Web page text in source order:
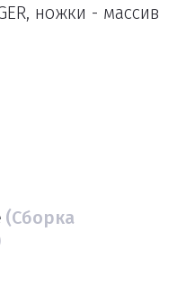
ножки - массив
(Сборка